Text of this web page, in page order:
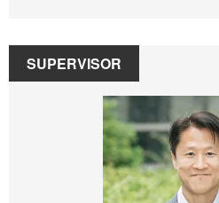
SUPERVISOR